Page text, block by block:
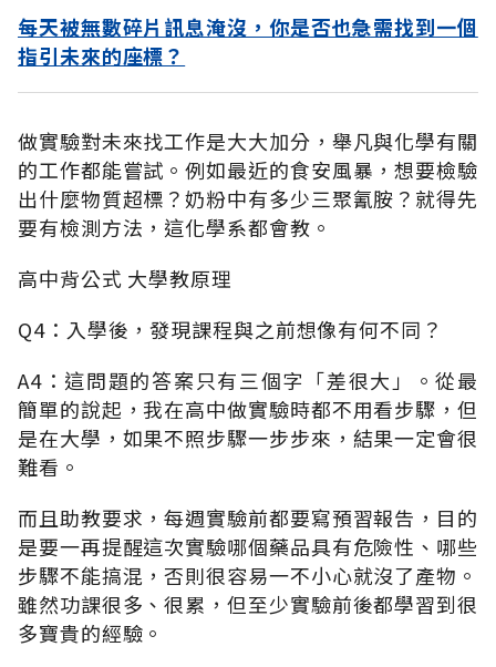
每天被無數碎片訊息淹沒，你是否也急需找到一個
指引未來的座標？
做實驗對未來找工作是大大加分，舉凡與化學有關
的工作都能嘗試。例如最近的食安風暴，想要檢驗
出什麼物質超標？奶粉中有多少三聚氰胺？就得先
要有檢測方法，這化學系都會教。
高中背公式 大學教原理
Q4：入學後，發現課程與之前想像有何不同？
A4：這問題的答案只有三個字「差很大」。從最
簡單的說起，我在高中做實驗時都不用看步驟，但
是在大學，如果不照步驟一步步來，結果一定會很
難看。
而且助教要求，每週實驗前都要寫預習報告，目的
是要一再提醒這次實驗哪個藥品具有危險性、哪些
步驟不能搞混，否則很容易一不小心就沒了產物。
雖然功課很多、很累，但至少實驗前後都學習到很
多寶貴的經驗。